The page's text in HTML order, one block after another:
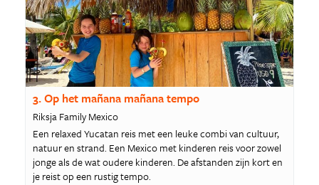
3. Op het mañana mañana tempo
Riksja Family Mexico
Een relaxed Yucatan reis met een leuke combi van cultuur,
natuur en strand. Een Mexico met kinderen reis voor zowel
jonge als de wat oudere kinderen. De afstanden zijn kort en
je reist op een rustig tempo.